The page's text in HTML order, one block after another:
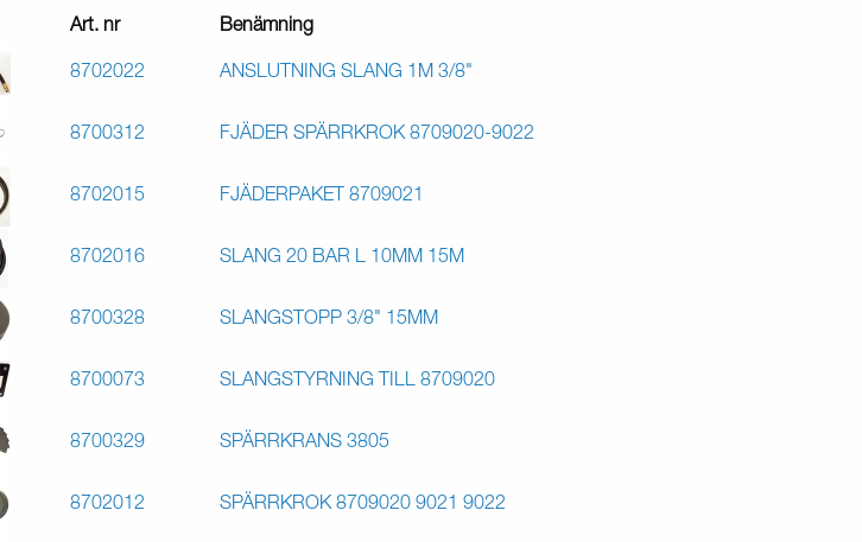
Art. nr Benämning
8702022 ANSLUTNING SLANG 1M 3/8"
8700312 FJÄDER SPÄRRKROK 8709020-9022
8702015 FJÄDERPAKET 8709021
8702016 SLANG 20 BAR L 10MM 15M
8700328 SLANGSTOPP 3/8" 15MM
8700073 SLANGSTYRNING TILL 8709020
8700329 SPÄRRKRANS 3805
8702012 SPÄRRKROK 8709020 9021 9022